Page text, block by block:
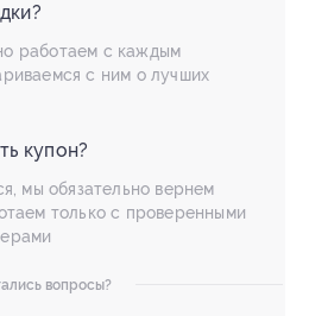
работаем с каждым
с ним о лучших
купон?
мы обязательно вернем
только с проверенными
вопросы?